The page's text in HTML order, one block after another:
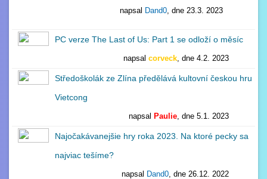
napsal Dand0, dne 23.3. 2023
PC verze The Last of Us: Part 1 se odloží o měsíc
napsal corveck, dne 4.2. 2023
Středoškolák ze Zlína předělává kultovní českou hru
Vietcong
napsal Paulie, dne 5.1. 2023
Najočakávanejšie hry roka 2023. Na ktoré pecky sa
najviac tešíme?
napsal Dand0, dne 26.12. 2022